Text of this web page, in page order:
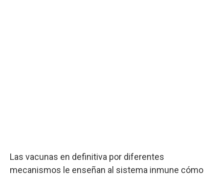
Las vacunas en definitiva por diferentes
mecanismos le enseñan al sistema inmune cómo